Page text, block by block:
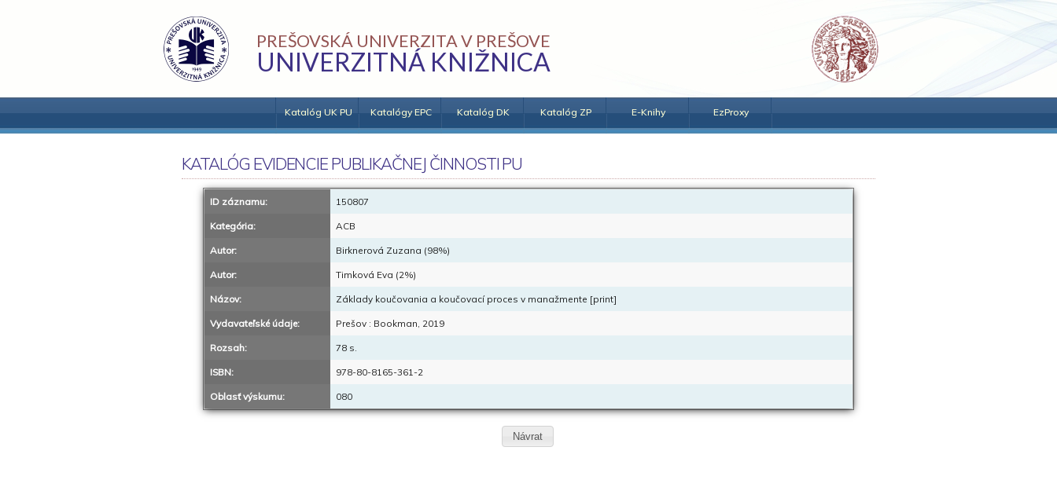
PREŠOVSKÁ UNIVERZITA V PREŠOVE
UNIVERZITNÁ KNIŽNICA
Katalóg UK PU Katalógy EPC Katalóg DK Katalóg ZP E-Knihy EzProxy
KATALÓG EVIDENCIE PUBLIKAČNEJ ČINNOSTI PU
ID záznamu: 150807
Kategória: ACB
Autor: Birknerová Zuzana (98%)
Autor: Timková Eva (2%)
Názov: Základy koučovania a koučovací proces v manažmente [print]
Vydavateľské údaje: Prešov : Bookman, 2019
Rozsah: 78 s.
ISBN: 978-80-8165-361-2
Oblasť výskumu: 080